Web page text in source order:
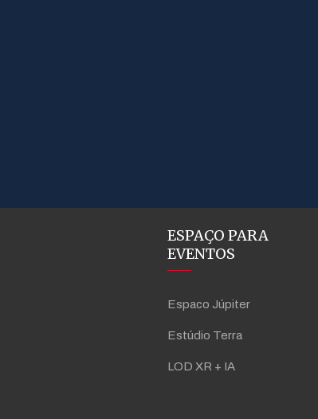
ESPAÇO PARA
EVENTOS
Espaco Júpiter
Estúdio Terra
LOD XR + IA